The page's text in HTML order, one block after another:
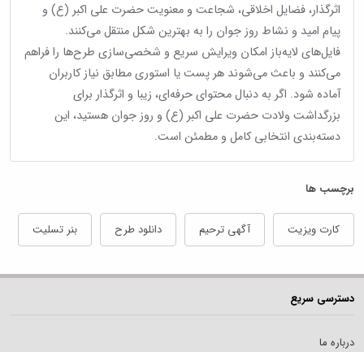
اثرگذار، فضایل اخلاقی، شجاعت و معنویت حضرت علی اکبر (ع) و
پیام امید و نشاط روز جوان را به بهترین شکل منتقل می‌کنند.
فایل‌های لایه‌باز امکان ویرایش سریع و شخصی‌سازی طرح‌ها را فراهم
می‌کنند و باعث می‌شوند هر پست یا استوری مطابق نیاز کاربران
آماده شود. اگر به دنبال محتوای حرفه‌ای، زیبا و اثرگذار برای
بزرگداشت ولادت حضرت علی اکبر (ع) و روز جوان هستید، این
دسته‌بندی انتخابی کامل و مطمئن است.
برچسب ها
کارت ویزیت آگهی ترحیم دانلود طرح بنر تسلیت
دسترسی سریع
درباره ما